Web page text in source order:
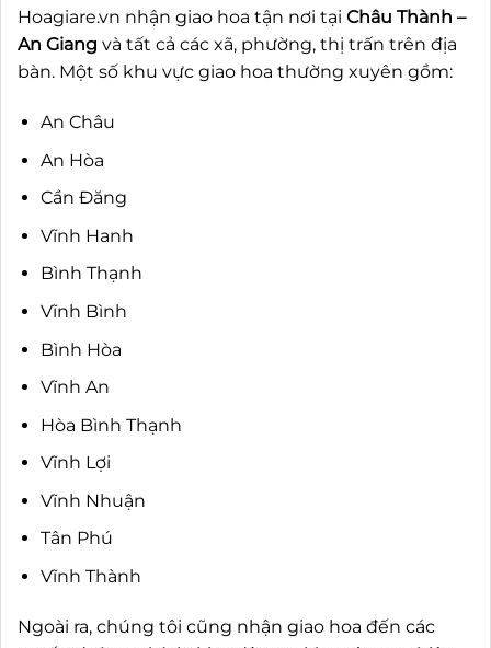
Hoagiare.vn nhận giao hoa tận nơi tại Châu Thành –
An Giang và tất cả các xã, phường, thị trấn trên địa
bàn. Một số khu vực giao hoa thường xuyên gồm:
An Châu
An Hòa
Cần Đăng
Vĩnh Hanh
Bình Thạnh
Vĩnh Bình
Bình Hòa
Vĩnh An
Hòa Bình Thạnh
Vĩnh Lợi
Vĩnh Nhuận
Tân Phú
Vĩnh Thành
Ngoài ra, chúng tôi cũng nhận giao hoa đến các